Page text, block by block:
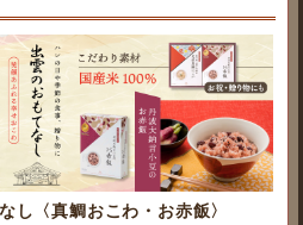
し〈真鯛おこわ・お赤飯〉